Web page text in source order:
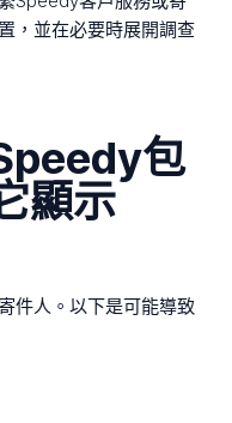
，並在必要時展開調查
包
顯示
件人。以下是可能導致